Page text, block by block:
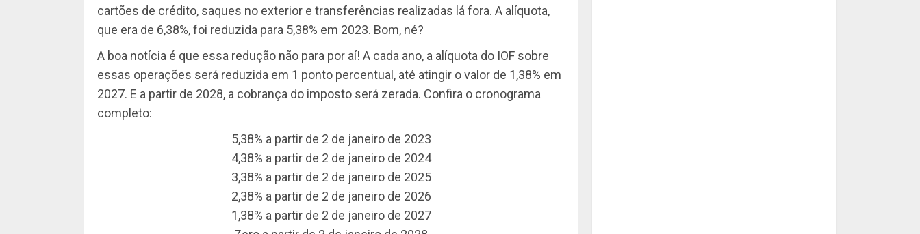
cartões de crédito, saques no exterior e transferências realizadas lá fora. A alíquota,
que era de 6,38%, foi reduzida para 5,38% em 2023. Bom, né?
A boa notícia é que essa redução não para por aí! A cada ano, a alíquota do IOF sobre
essas operações será reduzida em 1 ponto percentual, até atingir o valor de 1,38% em
2027. E a partir de 2028, a cobrança do imposto será zerada. Confira o cronograma
completo:
5,38% a partir de 2 de janeiro de 2023
4,38% a partir de 2 de janeiro de 2024
3,38% a partir de 2 de janeiro de 2025
2,38% a partir de 2 de janeiro de 2026
1,38% a partir de 2 de janeiro de 2027